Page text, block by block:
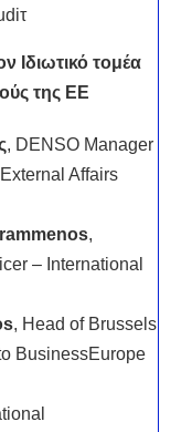
Ιδιωτικό τομέα
της ΕΕ
, DENSO Manager
Affairs
,
– International
, Head of Brussels
BusinessEurope